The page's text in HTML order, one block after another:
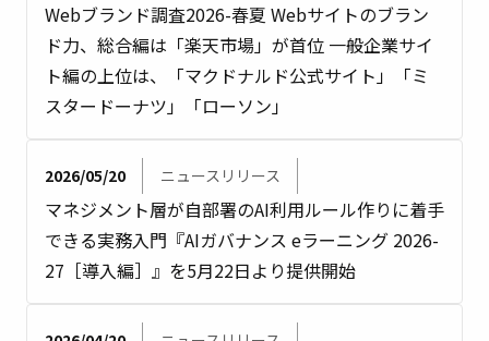
Webブランド調査2026-春夏 Webサイトのブラン
ド力、総合編は「楽天市場」が首位 一般企業サイ
ト編の上位は、「マクドナルド公式サイト」「ミ
スタードーナツ」「ローソン」
2026/05/20 ニュースリリース
マネジメント層が自部署のAI利用ルール作りに着手
できる実務入門『AIガバナンス eラーニング 2026-
27［導入編］』を5月22日より提供開始